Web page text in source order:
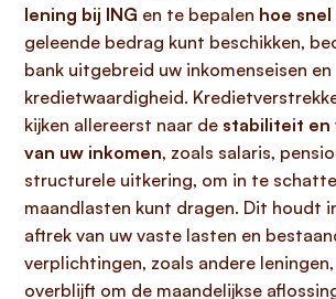
lening bij ING en te bepalen hoe snel
geleende bedrag kunt beschikken,
bank uitgebreid uw inkomenseisen en
kredietwaardigheid.
kijken allereerst naar de stabiliteit en
van uw inkomen, zoals salaris,
structurele uitkering, om in te
maandlasten kunt dragen. Dit houdt
aftrek van uw vaste lasten en
verplichtingen, zoals andere
overblijft om de maandelijkse